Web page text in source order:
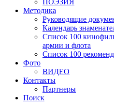
ПОЭЗИЯ
Методика
Руководящие
Календарь
Список 100
армии и флота
Список 100
Фото
ВИДЕО
Контакты
Партнеры
Поиск